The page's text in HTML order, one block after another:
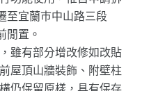
至宜蘭巿中山路三段
閒置。
雖有部分增改修如改貼
屋頂山牆裝飾、附壁柱
仍保留原樣，具有保存